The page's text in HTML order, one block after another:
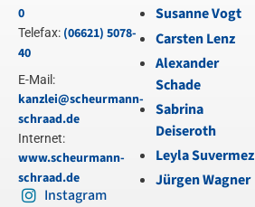
0
Telefax: (06621) 5078-
40
E-Mail:
kanzlei@scheurmann-
schraad.de
Internet:
www.scheurmann-
schraad.de
Instagram
Susanne Vogt
Carsten Lenz
Alexander
Schade
Sabrina
Deiseroth
Leyla Suvermez
Jürgen Wagner